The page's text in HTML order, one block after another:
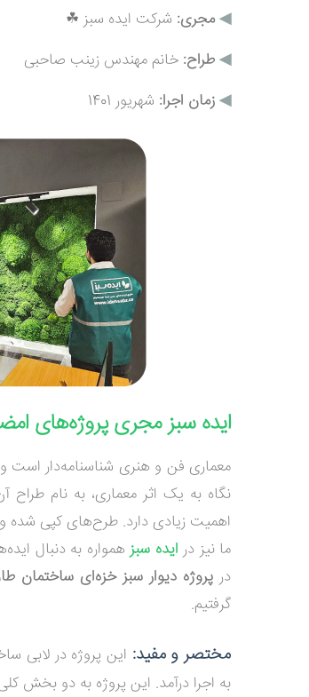
◀مجری: شرکت ایده سبز ☘
◀طراح: خانم مهندس زینب صاحبی
◀زمان اجرا: شهریور 1401
ایده سبز مجری پروژه‌های
معماری فن و هنری شناسنامه‌دار است
نگاه به یک اثر معماری، به نام طراح
اهمیت زیادی دارد. طرح‌های کپی شده و
ما نیز در ایده سبزهمواره به دنبال
در پروژه دیوار سبز خزه‌ای ساختمان
گرفتیم.
مختصر و مفید: این پروژه در لابی
به اجرا درآمد. این پروژه به دو بخش